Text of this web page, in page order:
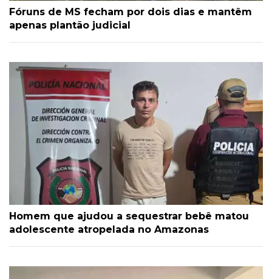
Fóruns de MS fecham por dois dias e mantêm
apenas plantão judicial
Homem que ajudou a sequestrar bebê matou
adolescente atropelada no Amazonas